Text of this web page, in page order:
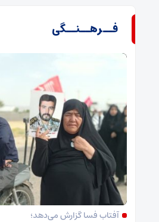
فــرهــنــگی
آفتاب فسا گزارش می‌دهد؛